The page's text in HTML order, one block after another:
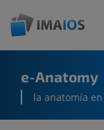
e-Anatomy
la anatomía en